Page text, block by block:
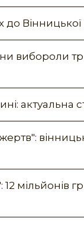
вибороли
актуальна
мільйонів